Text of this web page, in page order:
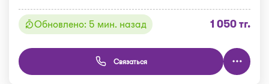
Обновлено: 5 мин. назад 1 050 тг.
Связаться